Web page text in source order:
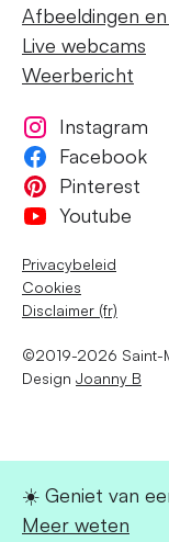
Afbeeldingen
Live webcams
Weerbericht
Instagram
Facebook
Pinterest
Youtube
Privacybeleid
Cookies
Disclaimer (fr)
©2019-2026 Saint-
Design Joanny B
☀️ Geniet van
Meer weten